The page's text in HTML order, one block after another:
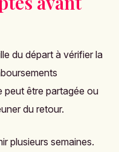
du départ à vérifier la
peut être partagée ou
du retour.
plusieurs semaines.